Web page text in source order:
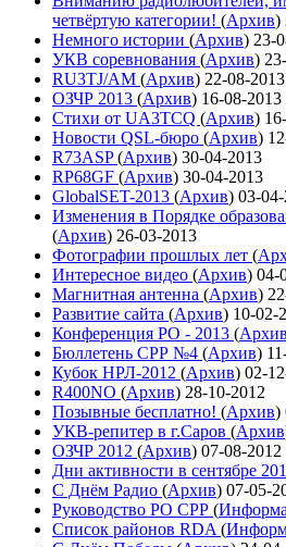
четвёртую категории! (Архив)
Немного истории (Архив) 23-
УКВ соревнования (Архив)
RU3TJ/AM (Архив) 22-08-2013
ОЗЧР 2013 (Архив) 16-08-2013
Стихи от UA3TCQ (Архив)
Новости QSL-бюро (Архив)
R73ASP(Архив) 30-04-2013
RP68GF (Архив) 30-04-2013
GlobalSET-2013 (Архив) 03-
Изменения в Порядке
(Архив) 26-03-2013
Фотографии прошлых лет (
Интересное видео (Архив) 04-
Магнитная антенна (Архив)
Развитие сайта (Архив) 10-02-
Конференция РО - 2013 (Архив
Бюллетень СРР №4 (Архив)
Кубок НРЛ-2012 (Архив) 02-
R400NO (Архив) 28-10-2012
Позывные бесплатно! (Архив)
УКВ-репитер в г.Саров (Архив
ОЗЧР 2012 (Архив) 07-08-2012
Дни активности в сентябре
С Днём Радио (Архив) 07-05-
Руководство РО СРР (
Список районов RDA (